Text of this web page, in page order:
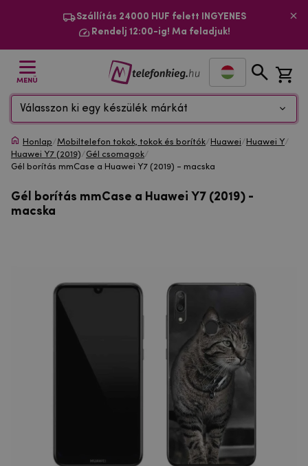
Szállítás 24000 HUF felett INGYENES
Rendelj 12:00-ig! Ma feladjuk!
MENÜ
Válasszon ki egy készülék márkát
Honlap/Mobiltelefon tokok, tokok és borítók/ Huawei/ Huawei Y/
Huawei Y7 (2019)/Gél csomagok/
Gél borítás mmCase a Huawei Y7 (2019) - macska
Gél borítás mmCase a Huawei Y7 (2019) -
macska